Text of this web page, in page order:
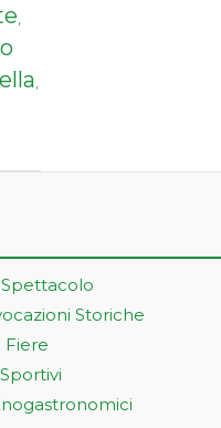
,
,
Storiche
Fiere